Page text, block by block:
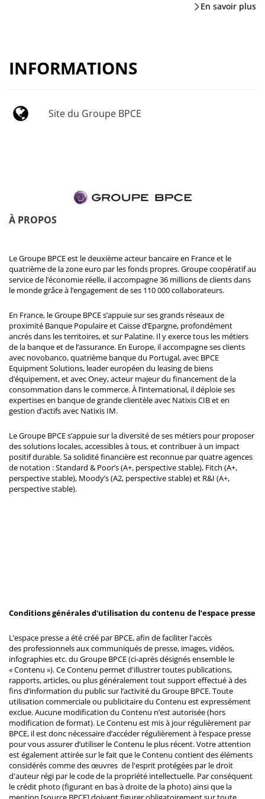
En savoir plus
INFORMATIONS
Site du Groupe BPCE
À PROPOS
Le Groupe BPCE est le deuxième acteur bancaire en France et le
quatrième de la zone euro par les fonds propres. Groupe coopératif au
service de l’économie réelle, il accompagne 36 millions de clients dans
le monde grâce à l’engagement de ses 110 000 collaborateurs.
En France, le Groupe BPCE s’appuie sur ses grands réseaux de
proximité Banque Populaire et Caisse d’Epargne, profondément
ancrés dans les territoires, et sur Palatine. Il y exerce tous les métiers
de la banque et de l’assurance. En Europe, il accompagne ses clients
avec novobanco, quatrième banque du Portugal, avec BPCE
Equipment Solutions, leader européen du leasing de biens
d’équipement, et avec Oney, acteur majeur du financement de la
consommation dans le commerce. À l’international, il déploie ses
expertises en banque de grande clientèle avec Natixis CIB et en
gestion d’actifs avec Natixis IM.
Le Groupe BPCE s’appuie sur la diversité de ses métiers pour proposer
des solutions locales, accessibles à tous, et contribuer à un impact
positif durable. Sa solidité financière est reconnue par quatre agences
de notation : Standard & Poor’s (A+, perspective stable), Fitch (A+,
perspective stable), Moody’s (A2, perspective stable) et R&I (A+,
perspective stable).
Conditions générales d'utilisation du contenu de l’espace presse
L’espace presse a été créé par BPCE, afin de faciliter l'accès
des professionnels aux communiqués de presse, images, vidéos,
infographies etc. du Groupe BPCE (ci-après désignés ensemble le
« Contenu »). Ce Contenu permet d'illustrer toutes publications,
rapports, articles, ou plus généralement tout support effectué à des
fins d’information du public sur l’activité du Groupe BPCE. Toute
utilisation commerciale ou publicitaire du Contenu est expressément
exclue. Aucune modification du Contenu n’est autorisée (hors
modification de format). Le Contenu est mis à jour régulièrement par
BPCE, il est donc nécessaire d’accéder régulièrement à l’espace presse
pour vous assurer d’utiliser le Contenu le plus récent. Votre attention
est également attirée sur le fait que le Contenu contient des éléments
considérés comme des œuvres de l'esprit protégées par le droit
d'auteur régi par le code de la propriété intellectuelle. Par conséquent
le crédit photo (figurant en bas à droite de la photo) ainsi que la